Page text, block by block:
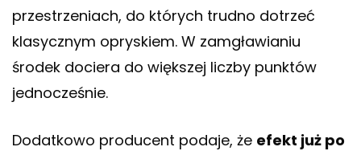
przestrzeniach, do których trudno dotrzeć
klasycznym opryskiem. W zamgławianiu
środek dociera do większej liczby punktów
jednocześnie.
Dodatkowo producent podaje, że efekt już po